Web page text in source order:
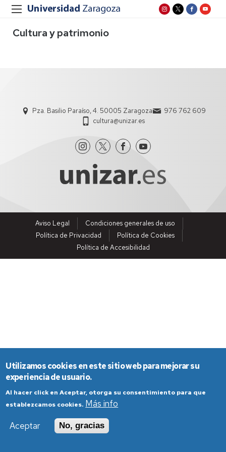
Cultura y patrimonio
Pza. Basilio Paraíso, 4. 50005 Zaragoza
976 762 609
cultura@unizar.es
Aviso Legal
Condiciones generales de uso
Política de Privacidad
Política de Cookies
Política de Accesibilidad
Utilizamos cookies en este sitio web para mejorar su
experiencia de usuario.
Al hacer click en Aceptar, otorga su consentimiento para que
establezcamos cookies. Más info
Aceptar
No, gracias